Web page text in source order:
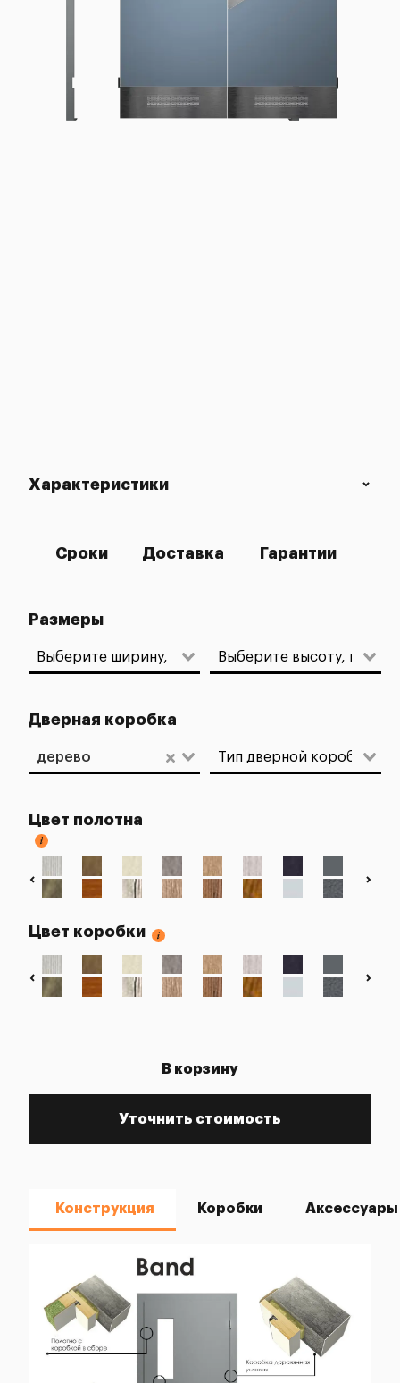
Характеристики
Гарантии
Доставка
Сроки
Размеры
Дверная коробка
дерево
Цвет полотна
Цвет коробки
В корзину
Уточнить стоимость
Конструкция Коробки Аксессуары